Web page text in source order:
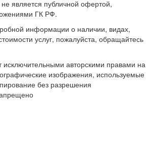
не является публичной офертой,
ГК РФ.
информации о наличии, видах,
услуг, пожалуйста, обращайтесь
исключительными авторскими правами на
изображения, используемые
без разрешения